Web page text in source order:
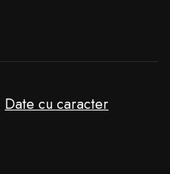
Date cu caracter